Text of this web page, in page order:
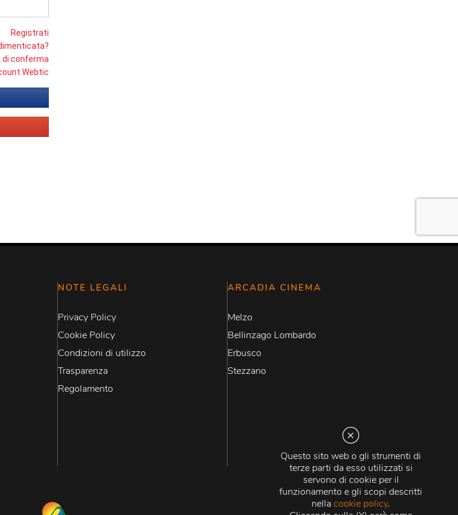
Questo sito web o gli strumenti di
terze parti da esso utilizzati si
servono di cookie per il
funzionamento e gli scopi descritti
nellacookie policy.
NOTE LEGALI
Privacy Policy
Cookie Policy
Condizioni di utilizzo
Trasparenza
Regolamento
ARCADIA CINEMA
Melzo
Bellinzago Lombardo
Erbusco
Stezzano